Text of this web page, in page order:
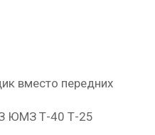
вместо передних
ЮМЗ Т-40 Т-25